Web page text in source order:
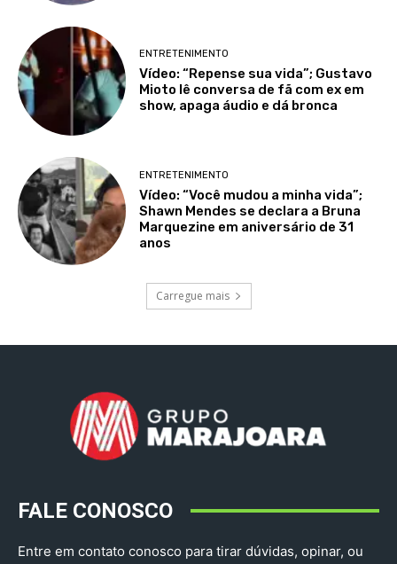
ENTRETENIMENTO
Vídeo: “Repense sua vida”; Gustavo
Mioto lê conversa de fã com ex em
show, apaga áudio e dá bronca
ENTRETENIMENTO
Vídeo: “Você mudou a minha vida”;
Shawn Mendes se declara a Bruna
Marquezine em aniversário de 31
anos
Carregue mais
FALE CONOSCO
Entre em contato conosco para tirar dúvidas, opinar, ou